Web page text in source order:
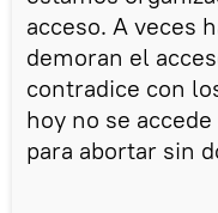
acceso. A veces
demoran el
contradice con
hoy no se
para abortar sin